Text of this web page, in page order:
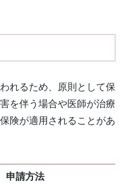
れるため、原則として保
を伴う場合や医師が治療
険が適用されることがあ
申請方法